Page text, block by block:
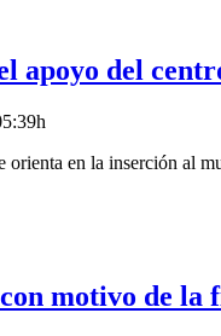
apoyo del
orienta en la inserción al
motivo de la